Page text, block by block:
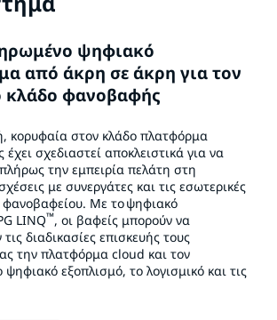
ψηφιακό
από άκρη σε άκρη για τον
κλάδο φανοβαφής
κορυφαία στον κλάδο πλατφόρμα
σχεδιαστεί αποκλειστικά για να
την εμπειρία πελάτη στη
με συνεργάτες και τις εσωτερικές
φανοβαφείου. Με το ψηφιακό
LINQ™, οι βαφείς μπορούν να
διαδικασίες επισκευής τους
την πλατφόρμα cloud και τον
εξοπλισμό, το λογισμικό και τις